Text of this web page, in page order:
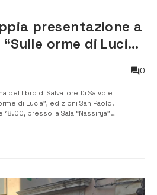
presentazione a
orme di Lucia”
0
del libro di Salvatore Di Salvo e
di Lucia”, edizioni San Paolo.
presso la Sala “Nassirya”
iniziativa della senatrice Daniela